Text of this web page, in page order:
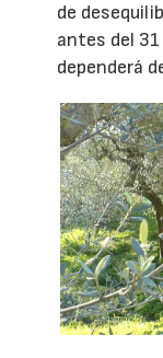
de
antes del
dependerá